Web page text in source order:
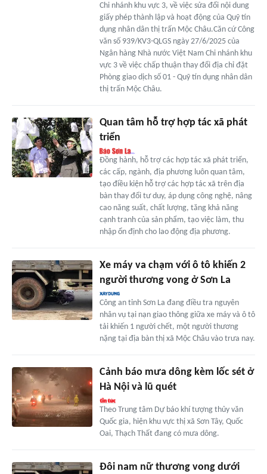
Chi nhánh khu vực 3, về việc sửa đổi nội dung
giấy phép thành lập và hoạt động của Quỹ tín
dụng nhân dân thị trấn Mộc Châu.Căn cứ Công
văn số 939/KV3-QLGS ngày 27/6/2025 của
Ngân hàng Nhà nước Việt Nam Chi nhánh khu
vực 3 về việc chấp thuận thay đổi địa chỉ đặt
Phòng giao dịch số 01 - Quỹ tín dụng nhân dân
thị trấn Mộc Châu.
Quan tâm hỗ trợ hợp tác xã phát
triển
Đồng hành, hỗ trợ các hợp tác xã phát triển,
các cấp, ngành, địa phương luôn quan tâm,
tạo điều kiện hỗ trợ các hợp tác xã trên địa
bàn thay đổi tư duy, áp dụng công nghệ, nâng
cao năng suất, chất lượng, tăng khả năng
cạnh tranh của sản phẩm, tạo việc làm, thu
nhập ổn định cho lao động địa phương.
Xe máy va chạm với ô tô khiến 2
người thương vong ở Sơn La
Công an tỉnh Sơn La đang điều tra nguyên
nhân vụ tại nạn giao thông giữa xe máy và ô tô
tải khiến 1 người chết, một người thương
nặng tại địa bàn thị xã Mộc Châu vào trưa nay.
Cảnh báo mưa dông kèm lốc sét ở
Hà Nội và lũ quét
Theo Trung tâm Dự báo khí tượng thủy văn
Quốc gia, hiện khu vực thị xã Sơn Tây, Quốc
Oai, Thạch Thất đang có mưa dông.
Đôi nam nữ thương vong dưới